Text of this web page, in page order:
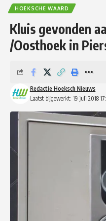
HOEKSCHE WAARD
Kluis gevonden
/Oosthoek in
Laatst bijgewerkt: 19 juli 2018
Redactie Hoeksch Nieuws